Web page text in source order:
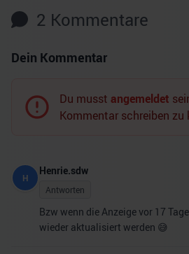
2 Kommentare
Dein Kommentar
Du musst angemeldet
Kommentar schreiben zu
H
Henrie.sdw
Antworten
Bzw wenn die Anzeige vor 17
wieder aktualisiert werden 😅